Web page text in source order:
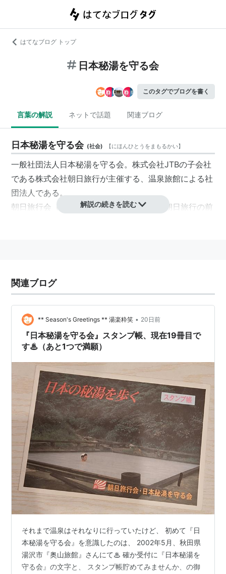
はてなブログ トップ
日本秘湯を守る会
このタグでブログを書く
言葉の解説 ネットで話題 関連ブログ
日本秘湯を守る会 (社会) 【にほんひとうをまもるかい】
一般社団法人日本秘湯を守る会。株式会社JTBの子会社
である株式会社朝日旅行が主催する、温泉旅館による社
団法人である。
朝日旅行会（朝日新聞社系列の旅行会社・朝日旅行の前
が創刊された。以降、約2年ごとに改訂が続けられ、
2006年発行の第16版には185軒が収録されている。任
意団体であったが、2004年4月に法人格を取得して有限
責任中間法人日本秘湯を守る会となり、2008年の公益
法人制度改革により一般社団法人となった。
解説の続きを読む
関連ブログ
** Season's Greetings ** 湯楽粋笑 • 20日前
『日本秘湯を守る会』スタンプ帳、現在19冊目で
す♨（あと1つで満願）
それまで温泉はそれなりに行っていたけど、 初めて『日
本秘湯を守る会』を意識したのは、 2002年5月、秋田県
湯沢市『奥山旅館』さんにて♨ 確か受付に『日本秘湯を
守る会』の文字と、 スタンプ帳貯めてみませんか、の御